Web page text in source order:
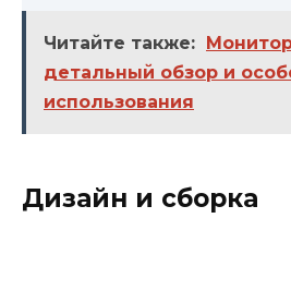
Читайте также:
детальный обзор и
использования
Дизайн и сборка